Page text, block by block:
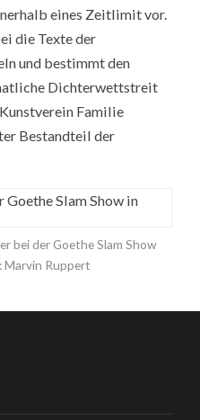
eines Zeitlimit vor.
die Texte der
und bestimmt den
Dichterwettstreit
Familie
Bestandteil der
bei der Goethe Slam Show
Ruppert